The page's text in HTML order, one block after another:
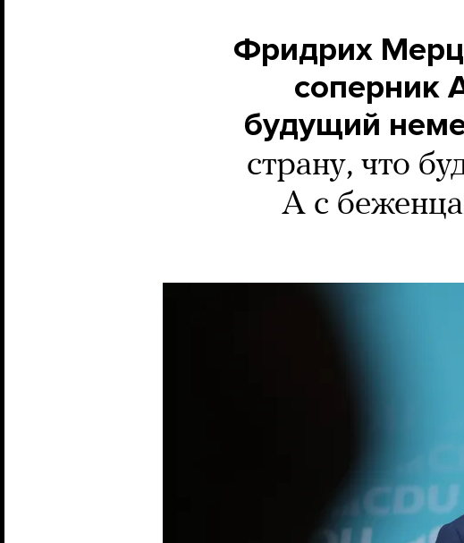
Фридрих
соперник
будущий
страну, что
А с